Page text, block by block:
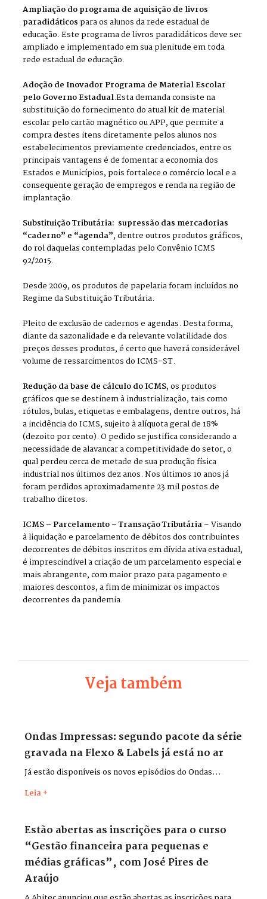
Ampliação do programa de aquisição de livros
paradidáticos para os alunos da rede estadual de
educação. Este programa de livros paradidáticos deve ser
ampliado e implementado em sua plenitude em toda
rede estadual de educação.
Adoção de Inovador Programa de Material Escolar
pelo Governo Estadual.Esta demanda consiste na
substituição do fornecimento do atual kit de material
escolar pelo cartão magnético ou APP, que permite a
compra destes itens diretamente pelos alunos nos
estabelecimentos previamente credenciados, entre os
principais vantagens é de fomentar a economia dos
Estados e Municípios, pois fortalece o comércio local e a
consequente geração de empregos e renda na região de
implantação.
Substituição Tributária: supressão das mercadorias
“caderno” e “agenda”, dentre outros produtos gráficos,
do rol daquelas contempladas pelo Convênio ICMS
92/2015.
Desde 2009, os produtos de papelaria foram incluídos no
Regime da Substituição Tributária.
Pleito de exclusão de cadernos e agendas. Desta forma,
diante da sazonalidade e da relevante volatilidade dos
preços desses produtos, é certo que haverá considerável
volume de ressarcimentos do ICMS-ST.
Redução da base de cálculo do ICMS, os produtos
gráficos que se destinem à industrialização, tais como
rótulos, bulas, etiquetas e embalagens, dentre outros, há
a incidência do ICMS, sujeito à alíquota geral de 18%
(dezoito por cento). O pedido se justifica considerando a
necessidade de alavancar a competitividade do setor, o
qual perdeu cerca de metade de sua produção física
industrial nos últimos dez anos. Nos últimos 10 anos já
foram perdidos aproximadamente 23 mil postos de
trabalho diretos.
ICMS – Parcelamento – Transação Tributária– Visando
à liquidação e parcelamento de débitos dos contribuintes
decorrentes de débitos inscritos em dívida ativa estadual,
é imprescindível a criação de um parcelamento especial e
mais abrangente, com maior prazo para pagamento e
maiores descontos, a fim de minimizar os impactos
decorrentes da pandemia.
Veja também
Ondas Impressas: segundo pacote da série
gravada na Flexo & Labels já está no ar
Já estão disponíveis os novos episódios do Ondas
Pack 2026, que aconteceu entre os dias 26 e 29 de maio,
Leia +
Estão abertas as inscrições para o curso
“Gestão financeira para pequenas e
médias gráficas”, com José Pires de
Araújo